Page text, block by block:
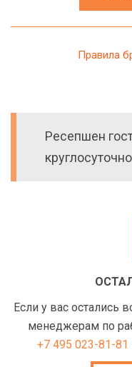
Правила
Ресепшен
круглосуточно
Если у вас остались
менеджерам по
+7 495 023-81-81